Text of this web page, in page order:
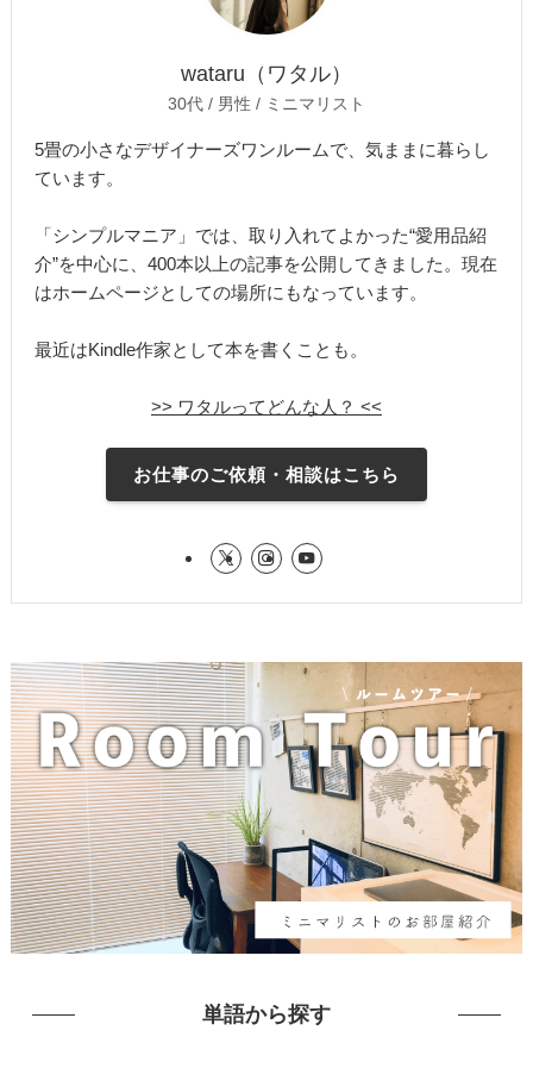
wataru（ワタル）
30代 / 男性 / ミニマリスト
5畳の小さなデザイナーズワンルームで、気ままに暮らし
ています。
「シンプルマニア」では、取り入れてよかった“愛用品紹
介”を中心に、400本以上の記事を公開してきました。現在
はホームページとしての場所にもなっています。
最近はKindle作家として本を書くことも。
>> ワタルってどんな人？ <<
お仕事のご依頼・相談はこちら
単語から探す